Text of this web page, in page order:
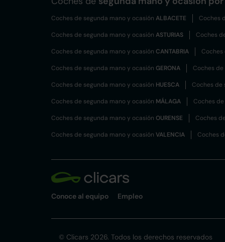
Coches de segunda mano y ocasión ALBACETE Coches
Coches de segunda mano y ocasión ASTURIAS Coches
Coches de segunda mano y ocasión CANTABRIA Coches
Coches de segunda mano y ocasión GERONA Coches de
Coches de segunda mano y ocasión HUESCA Coches de
Coches de segunda mano y ocasión MÁLAGA Coches
Coches de segunda mano y ocasión OURENSE Coches
Coches de segunda mano y ocasión VALENCIA Coches
Conoce al equipo Empleo
© Clicars 2026. Todos los derechos reservados